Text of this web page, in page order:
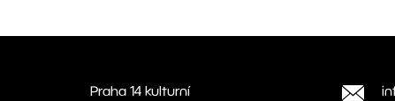
Praha 14 kulturní